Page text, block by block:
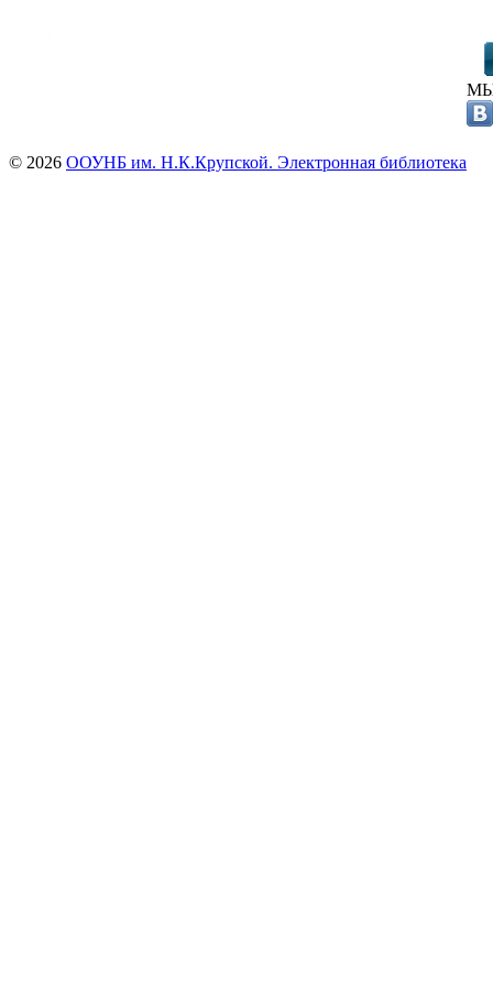
© 2026 ООУНБ им. Н.К.Крупской. Электронная библиотека